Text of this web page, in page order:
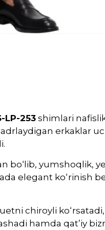
LP-253shimlari
erkaklar
bo‘lib, yumshoqlik,
elegant
chiroyli
hamda qat’iy